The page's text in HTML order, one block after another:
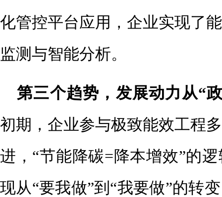
化管控平台应用，企业实现了
监测与智能分析。
第三个趋势，发展动力从“
初期，企业参与极致能效工程
进，“节能降碳=降本增效”的
现从“要我做”到“我要做”的转